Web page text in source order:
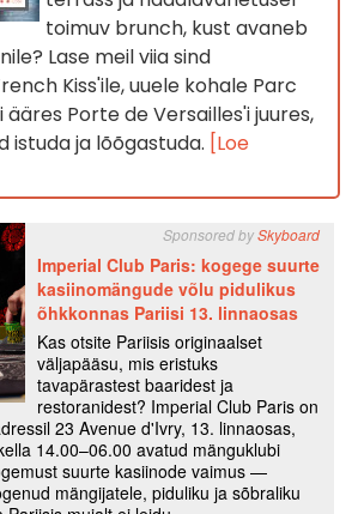
toimuv brunch, kust avaneb
Lase meil viia sind
Kiss'ile, uuele kohale Parc
ääres Porte de Versailles'i juures,
istuda ja lõõgastuda. [Loe